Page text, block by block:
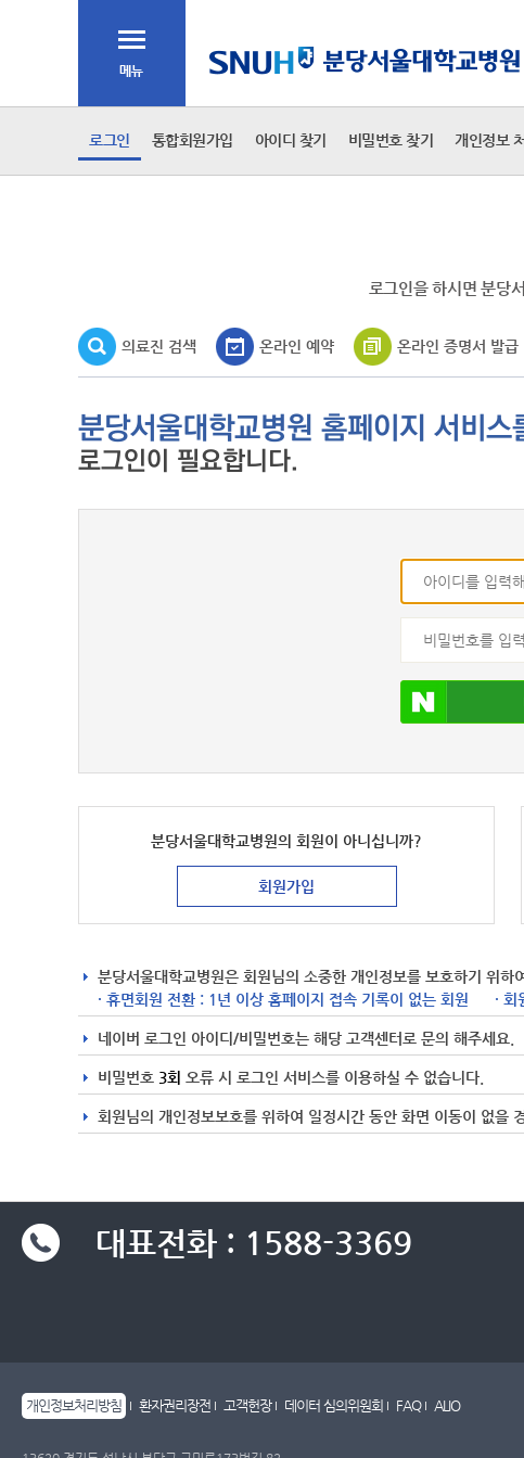
로그인 통합회원가입 아이디 찾기 비밀번호 찾기 개인정보
로그인을 하시면 분당
의료진 검색 온라인 예약 온라인 증명서 발급
분당서울대학교병원 홈페이지 서비스
로그인이 필요합니다.
분당서울대학교병원의 회원이 아니십니까?
회원가입
분당서울대학교병원은 회원님의 소중한 개인정보를 보호하기 위
· 휴면회원 전환 : 1년 이상 홈페이지 접속 기록이 없는 회원
·
네이버 로그인 아이디/비밀번호는 해당 고객센터로 문의 해주세요.
비밀번호 3회 오류 시 로그인 서비스를 이용하실 수 없습니다.
회원님의 개인정보보호를 위하여 일정시간 동안 화면 이동이 없을
대표전화 : 1588-3369
개인정보처리방침 환자권리장전 고객헌장 데이터 심의위원회 FAQ ALIO